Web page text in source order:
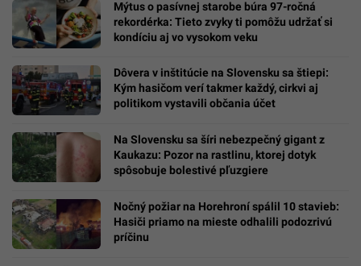
Mýtus o pasívnej starobe búra 97-ročná
rekordérka: Tieto zvyky ti pomôžu udržať si
kondíciu aj vo vysokom veku
Dôvera v inštitúcie na Slovensku sa štiepi:
Kým hasičom verí takmer každý, cirkvi aj
politikom vystavili občania účet
Na Slovensku sa šíri nebezpečný gigant z
Kaukazu: Pozor na rastlinu, ktorej dotyk
spôsobuje bolestivé pľuzgiere
Nočný požiar na Horehroní spálil 10 stavieb:
Hasiči priamo na mieste odhalili podozrivú
príčinu